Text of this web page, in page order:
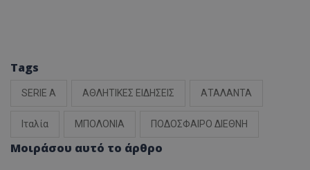
Tags
SERIE A ΑΘΛΗΤΙΚΕΣ ΕΙΔΗΣΕΙΣ ΑΤΑΛΑΝΤΑ
Ιταλία ΜΠΟΛΟΝΙΑ ΠΟΔΟΣΦΑΙΡΟ ΔΙΕΘΝΗ
Μοιράσου αυτό το άρθρο